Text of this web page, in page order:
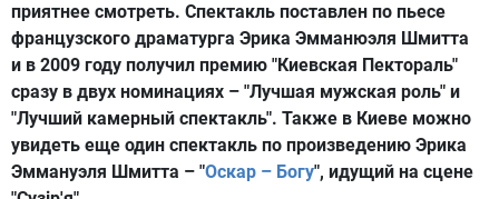
приятнее смотреть. Спектакль поставлен по пьесе
французского драматурга Эрика Эмманюэля Шмитта
и в 2009 году получил премию "Киевская Пектораль"
сразу в двух номинациях – "Лучшая мужская роль" и
"Лучший камерный спектакль". Также в Киеве можно
увидеть еще один спектакль по произведению Эрика
Эммануэля Шмитта – "Оскар – Богу", идущий на сцене